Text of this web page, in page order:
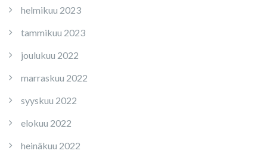
helmikuu 2023
tammikuu 2023
joulukuu 2022
marraskuu 2022
syyskuu 2022
elokuu 2022
heinäkuu 2022